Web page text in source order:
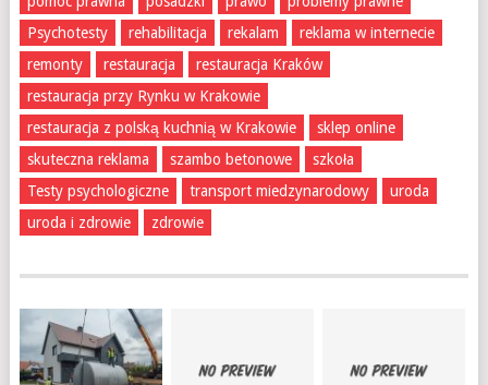
Psychotesty
rehabilitacja rekalam
reklama w internecie
remonty
restauracja
restauracja Kraków
restauracja przy Rynku w Krakowie
restauracja z polską kuchnią w Krakowie
sklep online
skuteczna reklama
szambo betonowe
szkoła
Testy psychologiczne
transport miedzynarodowy
uroda
uroda i zdrowie
zdrowie